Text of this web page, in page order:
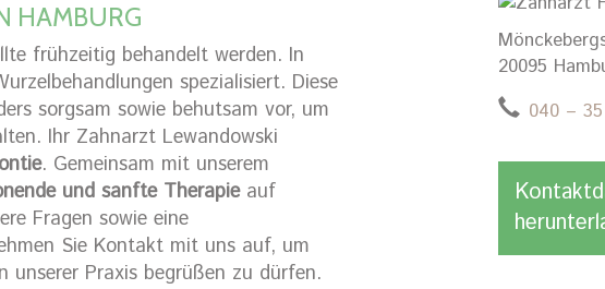
HAMBURG
frühzeitig behandelt werden. In
spezialisiert. Diese
sorgsam sowie behutsam vor, um
Ihr Zahnarzt Lewandowski
. Gemeinsam mit unserem
und sanfte Therapieauf
Fragen sowie eine
Sie Kontakt mit uns auf, um
unserer Praxis begrüßen zu dürfen.
20095
040 –